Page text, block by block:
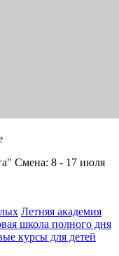
Смена: 8 - 17 июля
Летняя академия
школа полного дня
курсы для детей